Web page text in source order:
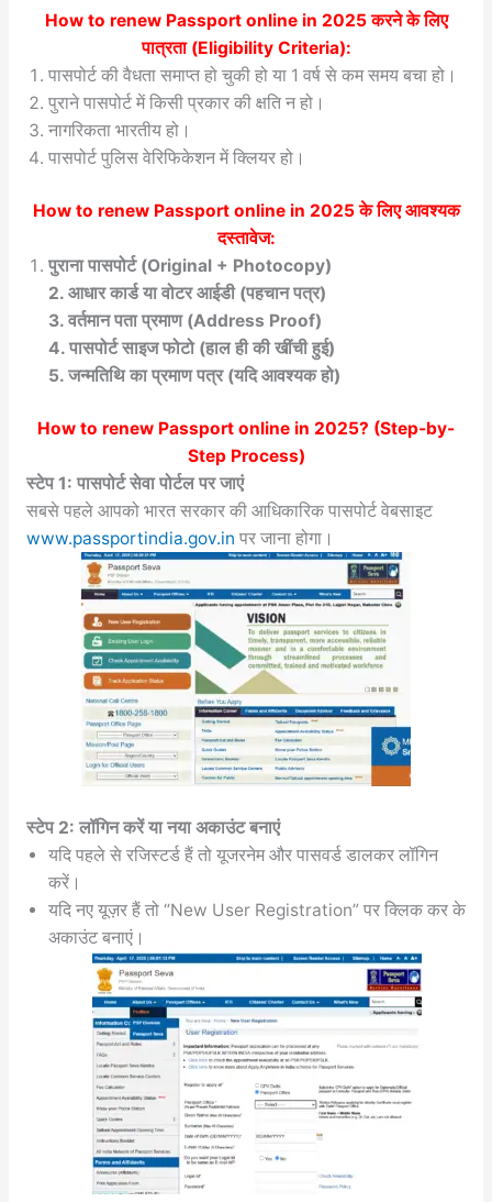
How to renew Passport online in 2025करने के लिए
पात्रता (Eligibility Criteria):
पासपोर्ट की वैधता समाप्त हो चुकी हो या 1 वर्ष से कम समय बचा हो।
पुराने पासपोर्ट में किसी प्रकार की क्षति न हो।
नागरिकता भारतीय हो।
पासपोर्ट पुलिस वेरिफिकेशन में क्लियर हो।
How to renew Passport online in 2025के लिए आवश्यक
दस्तावेज:
पुराना पासपोर्ट (Original + Photocopy)
2. आधार कार्ड या वोटर आईडी (पहचान पत्र)
3. वर्तमान पता प्रमाण (Address Proof)
4. पासपोर्ट साइज फोटो (हाल ही की खींची हुई)
5. जन्मतिथि का प्रमाण पत्र (यदि आवश्यक हो)
How to renew Passport online in 2025? (Step-by-
Step Process)
स्टेप 1: पासपोर्ट सेवा पोर्टल पर जाएं
सबसे पहले आपको भारत सरकार की आधिकारिक पासपोर्ट वेबसाइट
www.passportindia.gov.in पर जाना होगा।
स्टेप 2: लॉगिन करें या नया अकाउंट बनाएं
यदि पहले से रजिस्टर्ड हैं तो यूजरनेम और पासवर्ड डालकर लॉगिन
करें।
यदि नए यूज़र हैं तो “New User Registration” पर क्लिक कर के
अकाउंट बनाएं।